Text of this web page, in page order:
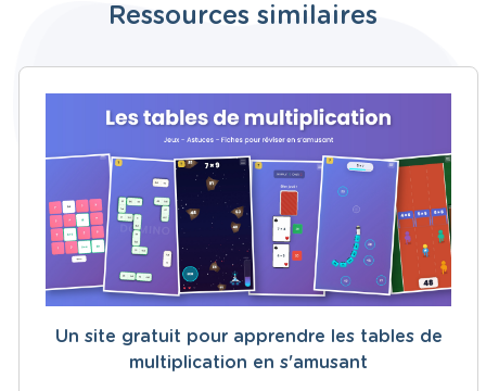
Ressources similaires
Un site gratuit pour apprendre les tables de
multiplication en s'amusant